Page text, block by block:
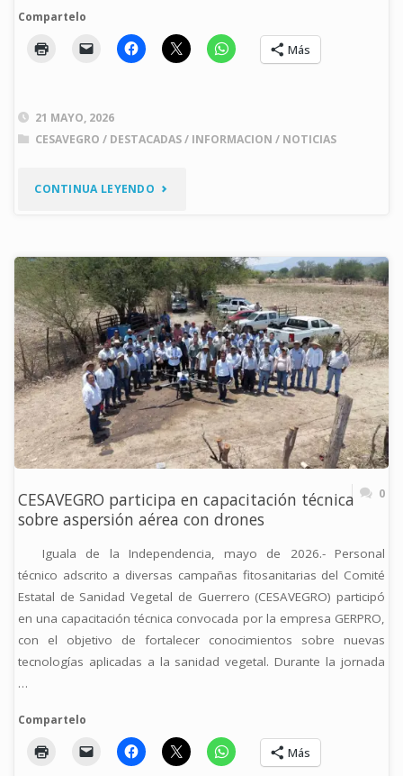
Compartelo
Más
21 MAYO, 2026
CESAVEGRO / DESTACADAS/ INFORMACION / NOTICIAS
CONTINUA LEYENDO "CAPACITAN
TÉCNICOS
DEL
PROYECTO
“EL
MAÍZ
ES
RAÍZ”"
CESAVEGRO participa en capacitación técnica
sobre aspersión aérea con drones
0
Iguala de la Independencia, mayo de 2026.- Personal
técnico adscrito a diversas campañas fitosanitarias del Comité
Estatal de Sanidad Vegetal de Guerrero (CESAVEGRO) participó
en una capacitación técnica convocada por la empresa GERPRO,
con el objetivo de fortalecer conocimientos sobre nuevas
tecnologías aplicadas a la sanidad vegetal. Durante la jornada
…
Compartelo
Más